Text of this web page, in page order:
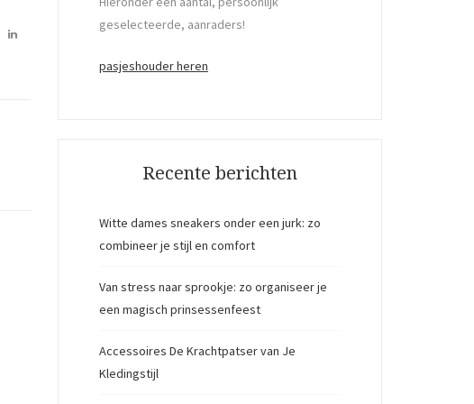
geselecteerde, aanraders!
pasjeshouder heren
Recente berichten
Witte dames sneakers onder een jurk: zo
combineer je stijl en comfort
Van stress naar sprookje: zo organiseer je
een magisch prinsessenfeest
Accessoires De Krachtpatser van Je
Kledingstijl